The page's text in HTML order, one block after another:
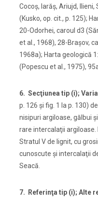
Cocoş, Iarăş, Ariujd,
(Kusko, op. cit., p. 125);
20-Odorhei, caroul d3
et al., 1968), 28-Braşov,
1968a); Harta geologică
(Popescu et al., 1975),
6. Secţiunea tip (i);
p. 126 şi fig. 1 la p. 130)
nisipuri argiloase, gălbui
rare intercalaţii
Stratul V de lignit, cu
cunoscute şi intercalaţii
Seacă.
7. Referinţa tip (i); Alte